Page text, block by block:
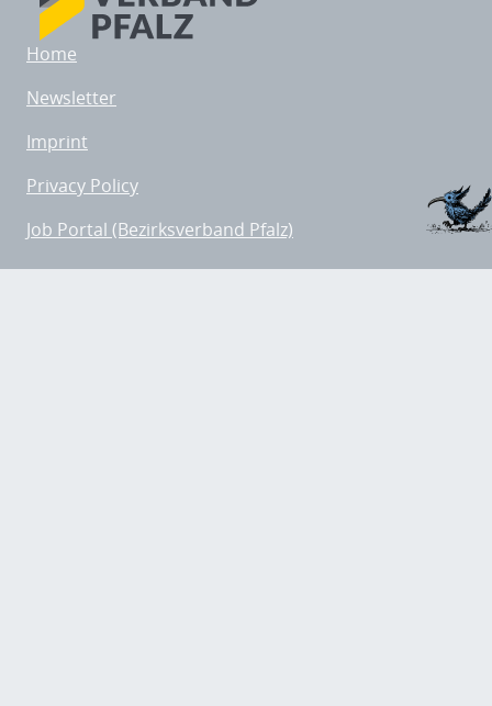
Home
Newsletter
Imprint
Privacy Policy
Job Portal (Bezirksverband Pfalz)